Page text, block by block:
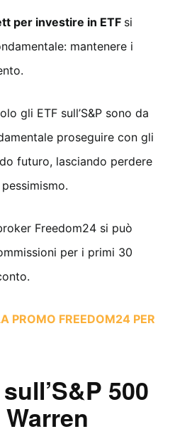
per investire in ETF si
mantenere i
gli ETF sull’S&P sono da
proseguire con gli
futuro, lasciando perdere
Freedom24 si può
per i primi 30
PROMO FREEDOM24 PER
500